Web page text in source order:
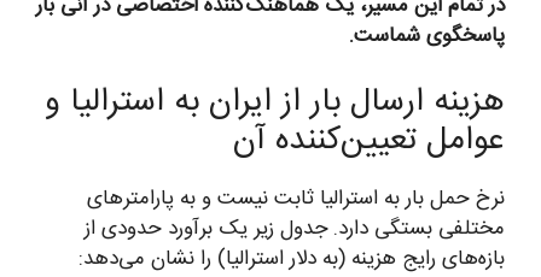
پاسخگوی شماست.
هزینه ارسال بار از ایران به استرالیا و
عوامل تعیین‌کننده آن
نرخ حمل بار به استرالیا ثابت نیست و به پارامترهای
مختلفی بستگی دارد. جدول زیر یک برآورد حدودی از
بازه‌های رایج هزینه (به دلار استرالیا) را نشان می‌دهد: